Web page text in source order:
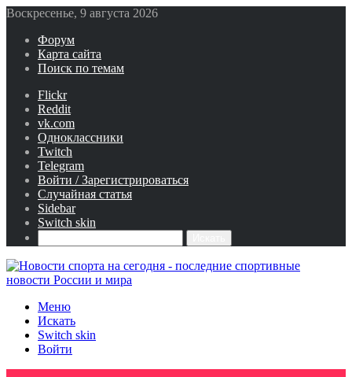
Воскресенье, 9 августа 2026
Форум
Карта сайта
Поиск по темам
Flickr
Reddit
vk.com
Одноклассники
Twitch
Telegram
Войти / Зарегистрироваться
Случайная статья
Sidebar
Switch skin
Меню
Искать
Switch skin
Войти